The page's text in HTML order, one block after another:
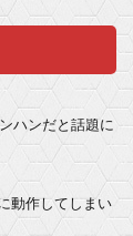
ハンだと話題に
動作してしまい